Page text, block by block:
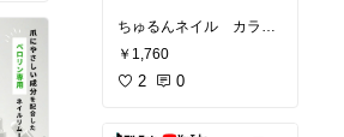
ちゅるんネイル カラー
ジェル ネイルサロン
ネイリスト
￥1,760
2 0